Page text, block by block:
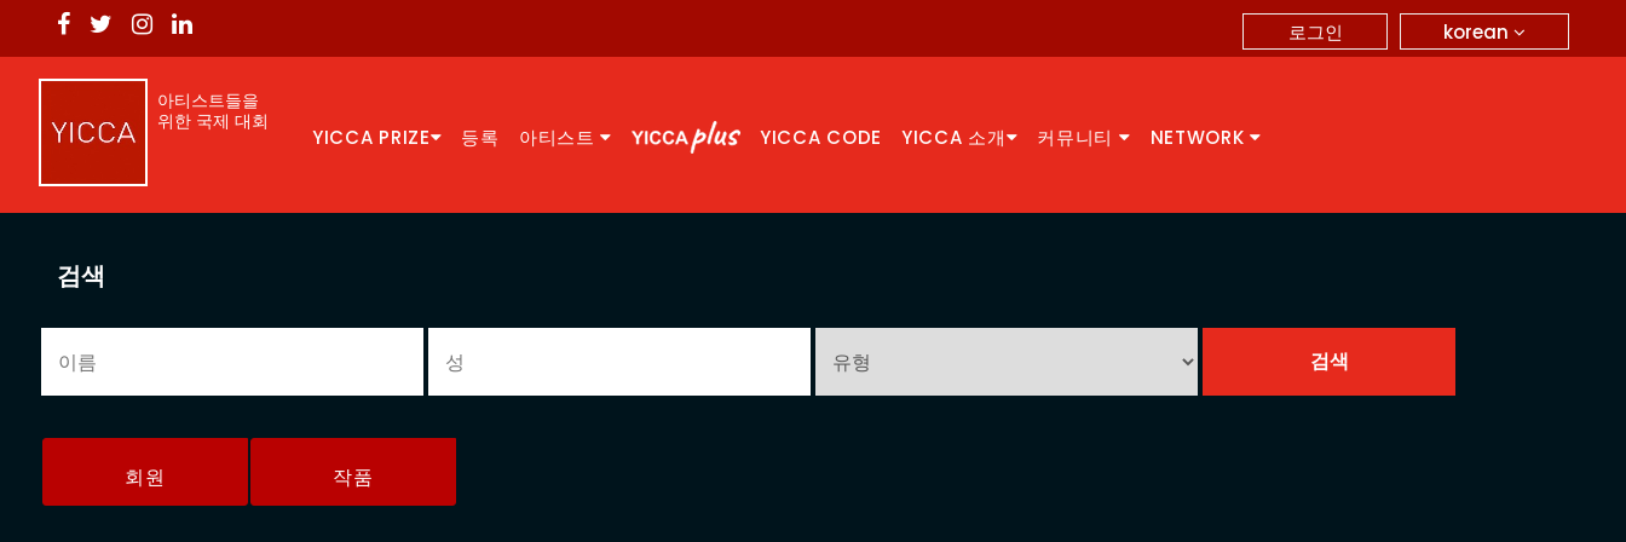
korean
로그인
아티스트들을
위한 국제 대회
YICCA PRIZE 등록 아티스트 YICCA CODE YICCA 소개 커뮤니티 NETWORK
검색
회원 작품